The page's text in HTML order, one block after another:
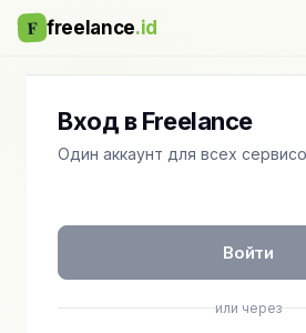
F freelance.id
Вход в Freelance
Один аккаунт для всех
Войти
или через